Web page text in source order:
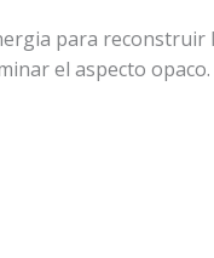
para reconstruir
el aspecto opaco.